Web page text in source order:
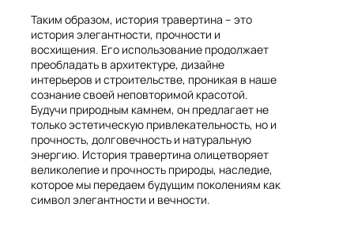
Таким образом, история травертина – это
история элегантности, прочности и
восхищения. Его использование продолжает
преобладать в архитектуре, дизайне
интерьеров и строительстве, проникая в наше
сознание своей неповторимой красотой.
Будучи природным камнем, он предлагает не
только эстетическую привлекательность, но и
прочность, долговечность и натуральную
энергию. История травертина олицетворяет
великолепие и прочность природы, наследие,
которое мы передаем будущим поколениям как
символ элегантности и вечности.